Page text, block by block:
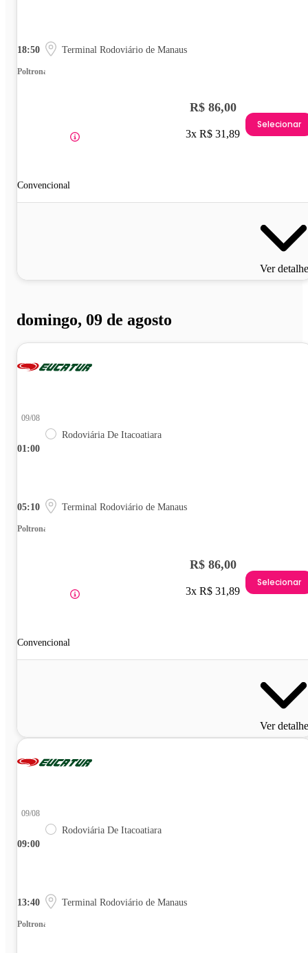
18:50 Terminal Rodoviário de Manaus
Poltrona
Convencional
R$ 86,00
3x R$ 31,89
Selecionar
Ver
domingo, 09 de agosto
01:00
09/08
Rodoviária De Itacoatiara
05:10 Terminal Rodoviário de Manaus
Poltrona
Convencional
R$ 86,00
3x R$ 31,89
Selecionar
Ver
09:00
09/08
Rodoviária De Itacoatiara
13:40 Terminal Rodoviário de Manaus
Poltrona